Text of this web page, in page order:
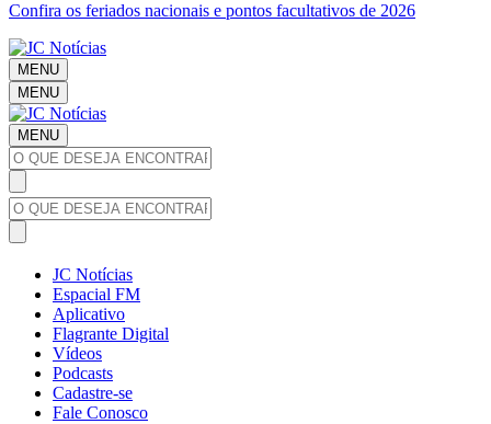
Confira os feriados nacionais e pontos facultativos de 2026
MENU
MENU
MENU
JC Notícias
Espacial FM
Aplicativo
Flagrante Digital
Vídeos
Podcasts
Cadastre-se
Fale Conosco